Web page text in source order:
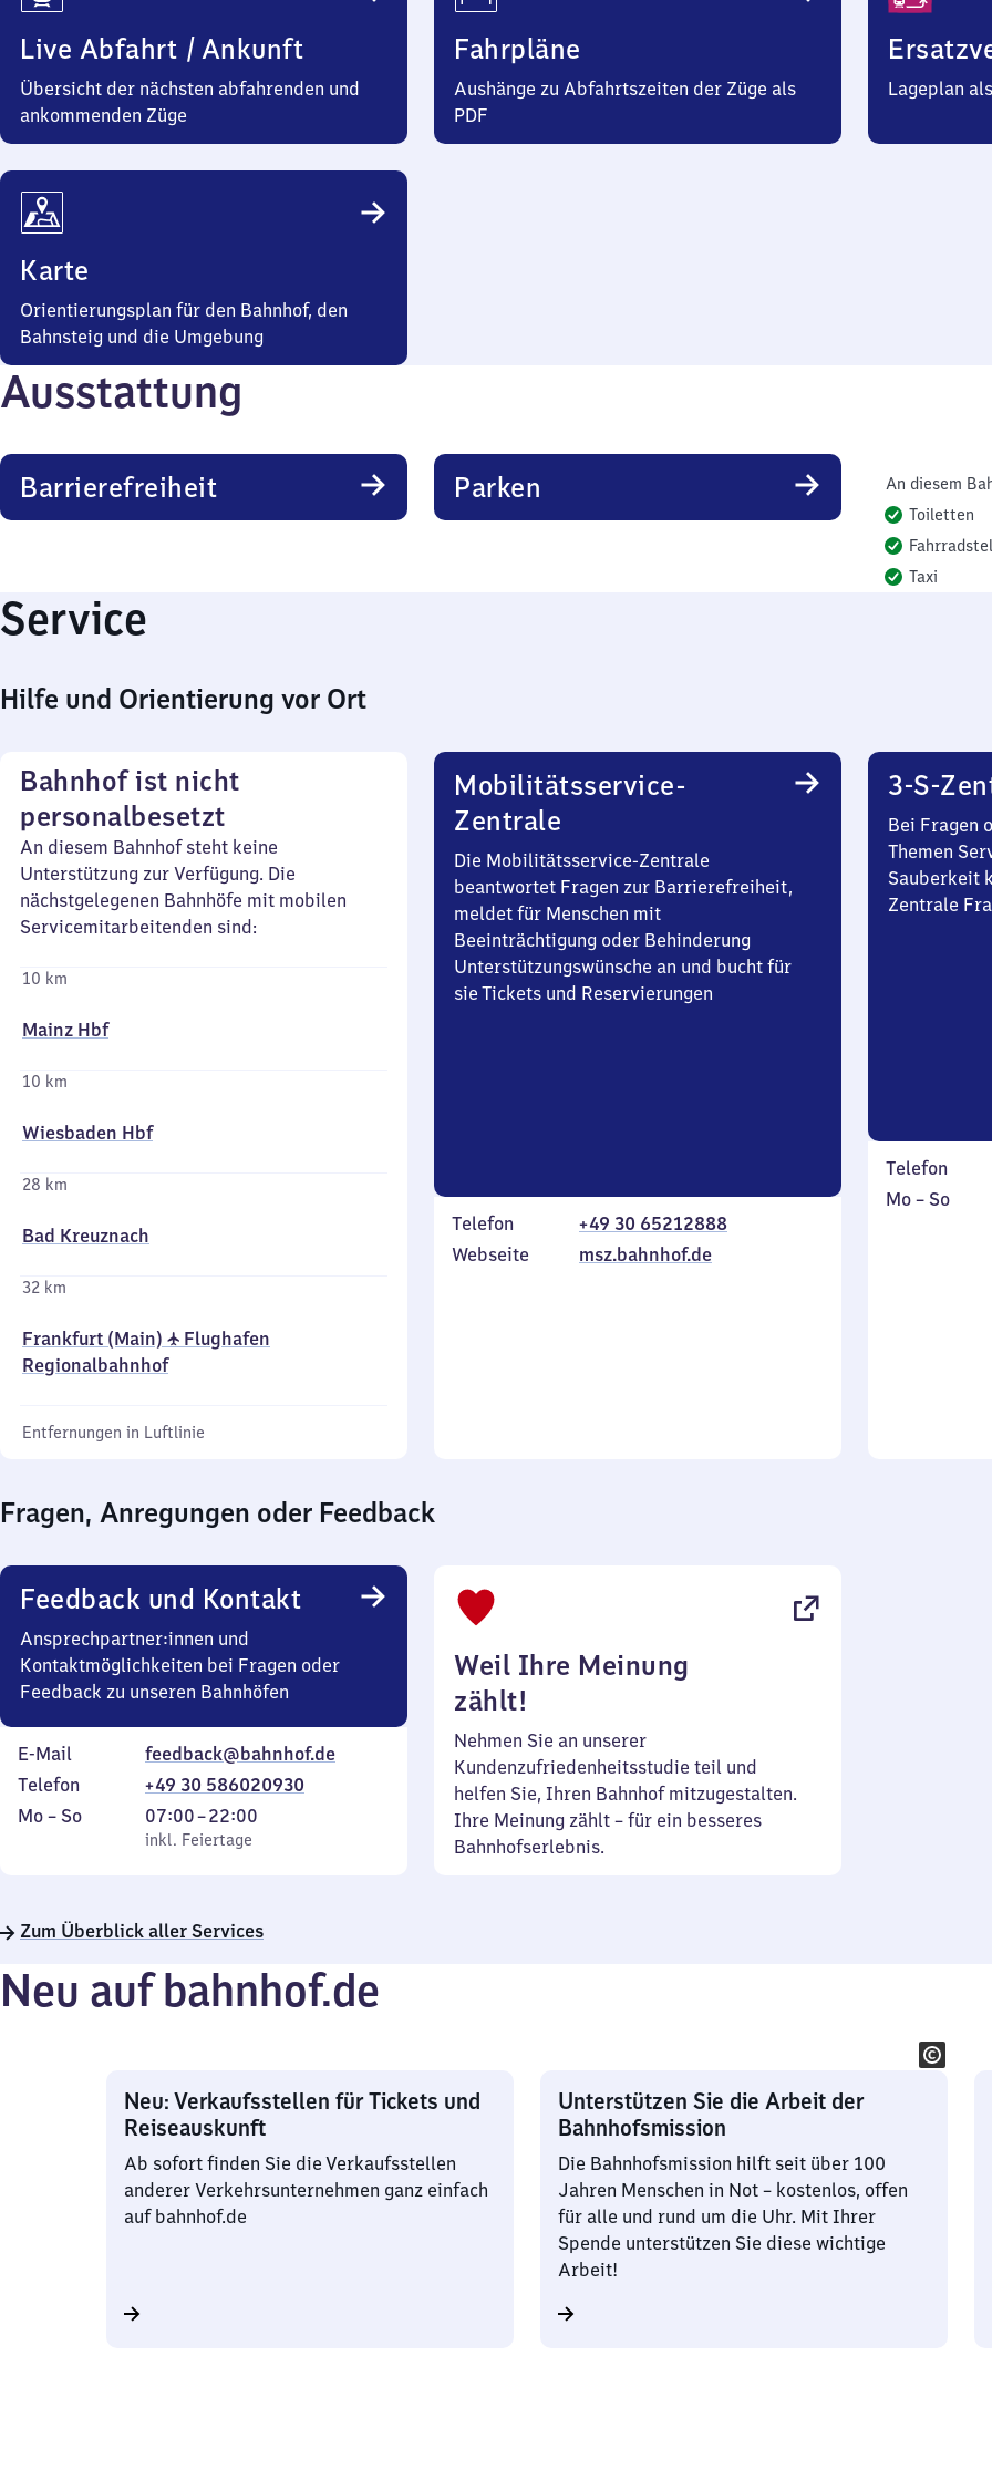
Live Abfahrt / Ankunft
Übersicht der nächsten abfahrenden und
ankommenden Züge
Fahrpläne
Aushänge zu Abfahrtszeiten der Züge als
PDF
Lageplan
Karte
Orientierungsplan für den Bahnhof, den
Bahnsteig und die Umgebung
Ausstattung
Barrierefreiheit Parken
An diesem
Toiletten
Taxi
Service
Hilfe und Orientierung vor Ort
Bahnhof ist nicht
personalbesetzt
An diesem Bahnhof steht keine
Unterstützung zur Verfügung. Die
nächstgelegenen Bahnhöfe mit mobilen
Servicemitarbeitenden sind:
10 km
Mainz Hbf
10 km
Wiesbaden Hbf
28 km
Bad Kreuznach
32 km
Frankfurt (Main) ✈ Flughafen
Regionalbahnhof
Entfernungen in Luftlinie
Mobilitätsservice-
Zentrale
Die Mobilitätsservice-Zentrale
beantwortet Fragen zur Barrierefreiheit,
meldet für Menschen mit
Beeinträchtigung oder Behinderung
Unterstützungswünsche an und bucht für
sie Tickets und Reservierungen
Telefon
+49 30 65212888
Webseite
msz.bahnhof.de
3-S-
Bei Fragen
Themen
Sauberkeit
Zentrale
Telefon
Montag
Mo – So,
Fragen, Anregungen oder Feedback
Feedback und Kontakt
Ansprechpartner:innen und
Kontaktmöglichkeiten bei Fragen oder
Feedback zu unseren Bahnhöfen
E-Mail
feedback@bahnhof.de
Telefon
+49 30 586020930
Montag
Mo – So,
inkl. Feiertage
07:00–22:00
Von
7
22
inkl. Feiertage
Weil Ihre Meinung
zählt!
Nehmen Sie an unserer
Kundenzufriedenheitsstudie teil und
helfen Sie, Ihren Bahnhof mitzugestalten.
Ihre Meinung zählt – für ein besseres
Bahnhofserlebnis.
Zum Überblick aller Services
Neu auf bahnhof.de
Neu: Verkaufsstellen für Tickets und
Reiseauskunft
Ab sofort finden Sie die Verkaufsstellen
anderer Verkehrsunternehmen ganz einfach
auf bahnhof.de
Unterstützen Sie die Arbeit der
Bahnhofsmission
Die Bahnhofsmission hilft seit über 100
Jahren Menschen in Not – kostenlos, offen
für alle und rund um die Uhr. Mit Ihrer
Spende unterstützen Sie diese wichtige
Arbeit!